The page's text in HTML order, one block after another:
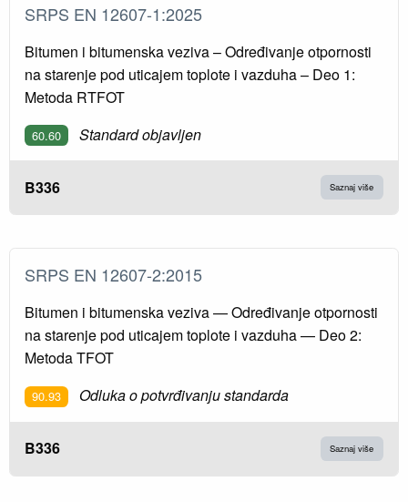
SRPS EN 12607-1:2025
Bitumen i bitumenska veziva – Određivanje otpornosti
na starenje pod uticajem toplote i vazduha – Deo 1:
Metoda RTFOT
60.60 Standard objavljen
B336 Saznaj više
SRPS EN 12607-2:2015
Bitumen i bitumenska veziva — Određivanje otpornosti
na starenje pod uticajem toplote i vazduha — Deo 2:
Metoda TFOT
90.93 Odluka o potvrđivanju standarda
B336 Saznaj više